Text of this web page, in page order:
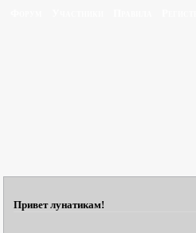
Привет лунатикам!